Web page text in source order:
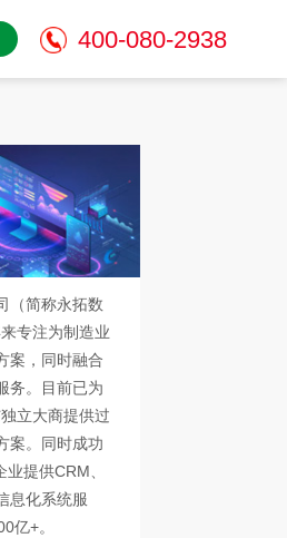
400-080-2938
（简称永拓数
专注为制造业
案，同时融合
务。目前已为
立大商提供过
案。同时成功
提供CRM、
息化系统服
亿+。